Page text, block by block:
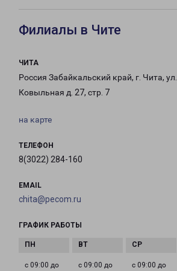
Филиалы в Чите
ЧИТА
Россия Забайкальский край, г. Чита, ул.
Ковыльная д. 27, стр. 7
на карте
ТЕЛЕФОН
8(3022) 284-160
EMAIL
chita@pecom.ru
ГРАФИК РАБОТЫ
с 09:00 до с 09:00 до с 09:00 до